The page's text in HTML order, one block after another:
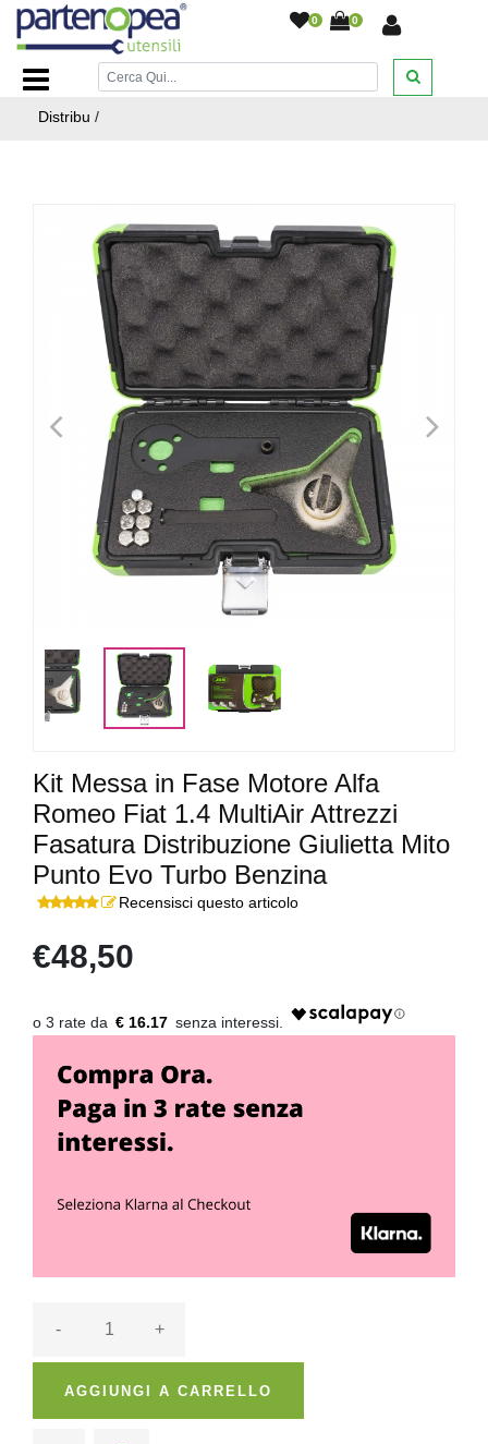
0 0
Home Page/ATTREZZATURE AUTO MOTO/Kit Messa in
Fase Motore Alfa Romeo Fiat 1.4 MultiAir Attrezzi Fasatura
Distribu /
< >
Kit Messa in Fase Motore Alfa
Romeo Fiat 1.4 MultiAir Attrezzi
Fasatura Distribuzione Giulietta Mito
Punto Evo Turbo Benzina
Recensisci questo articolo
€48,50
€ 16.17
- +
AGGIUNGI A CARRELLO